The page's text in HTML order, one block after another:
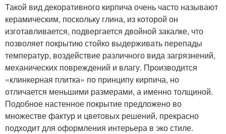
Такой вид декоративного кирпича очень часто называют
керамическим, поскольку глина, из которой он
изготавливается, подвергается двойной закалке, что
позволяет покрытию стойко выдерживать перепады
температур, воздействие различного вида загрязнений,
механических повреждений и влагу. Производится
«клинкерная плитка» по принципу кирпича, но
отличается меньшими размерами, а именно толщиной.
Подобное настенное покрытие предложено во
множестве фактур и цветовых решений, прекрасно
подходит для оформления интерьера в эко стиле.